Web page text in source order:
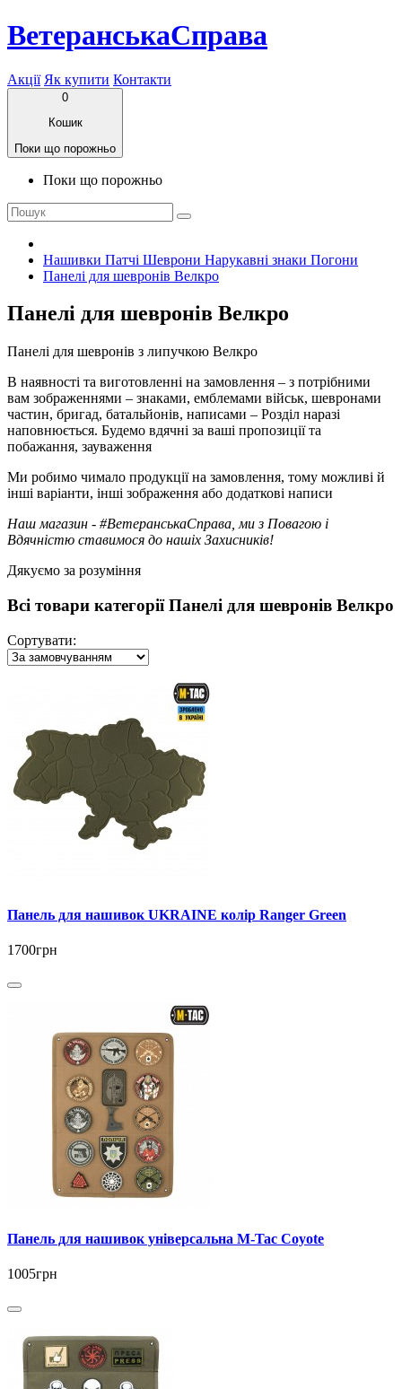
ВетеранськаСправа
Акції Як купити Контакти
0
Кошик
Поки що порожньо
Поки що порожньо
Нашивки Патчі Шеврони Нарукавні знаки Погони
Панелі для шевронів Велкро
Панелі для шевронів Велкро
Панелі для шевронів з липучкою Велкро
В наявності та виготовленні на замовлення – з потрібними
вам зображеннями – знаками, емблемами військ, шевронами
частин, бригад, батальйонів, написами – Розділ наразі
наповнюється. Будемо вдячні за ваші пропозиції та
побажання, зауваження
Ми робимо чимало продукції на замовлення, тому можливі й
інші варіанти, інші зображення або додаткові написи
Наш магазин - #ВетеранськаСправа, ми з Повагою і
Вдячністю ставимося до нашіх Захисників!
Дякуємо за розуміння
Всі товари категорії Панелі для шевронів Велкро
Сортувати:
Панель для нашивок UKRAINE колір Ranger Green
1700грн
Панель для нашивок універсальна M-Tac Coyote
1005грн